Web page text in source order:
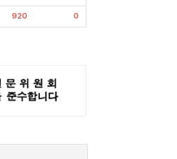
[Epic Why] 네이버
엔비디아 투자 받은 진짜 이유는
920 0